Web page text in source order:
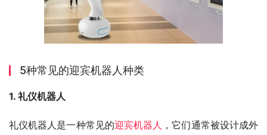
5种常见的迎宾机器人种类
1. 礼仪机器人
礼仪机器人是一种常见的迎宾机器人 ，它们通常被设计成外